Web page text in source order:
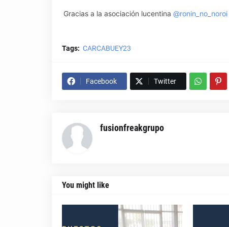
Gracias a la asociación lucentina @ronin_no_noroi
Tags: CARCABUEY23
Facebook Twitter
fusionfreakgrupo
You might like